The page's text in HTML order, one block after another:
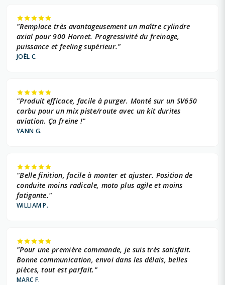
"Remplace très avantageusement un maître cylindre
axial pour 900 Hornet. Progressivité du freinage,
puissance et feeling supérieur."
JOËL C.
"Produit efficace, facile à purger. Monté sur un SV650
carbu pour un mix piste/route avec un kit durites
aviation. Ça freine !"
YANN G.
"Belle finition, facile à monter et ajuster. Position de
conduite moins radicale, moto plus agile et moins
fatigante."
WILLIAM P.
"Pour une première commande, je suis très satisfait.
Bonne communication, envoi dans les délais, belles
pièces, tout est parfait."
MARC F.